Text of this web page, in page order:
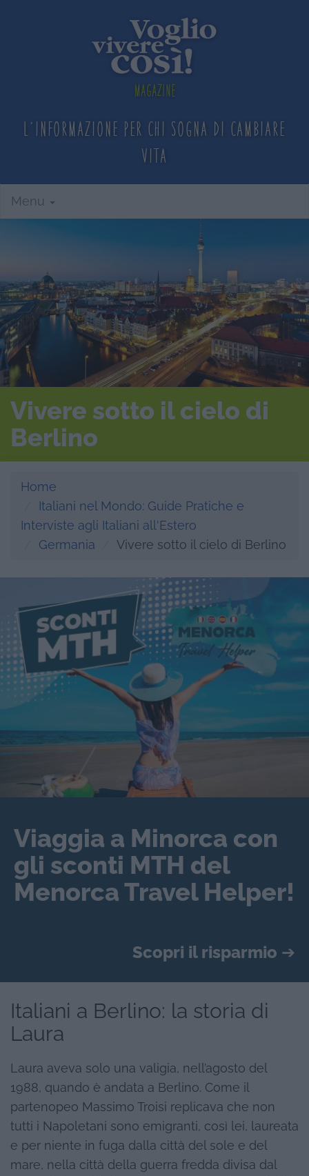
Magazine
L'informazione per chi sogna di cambiare
vita
Menu
Vivere sotto il cielo di
Berlino
Home
Italiani nel Mondo: Guide Pratiche e
Interviste agli Italiani all'Estero
Germania
Vivere sotto il cielo di Berlino
Viaggia a Minorca con
gli sconti MTH del
Menorca Travel Helper!
Scopri il risparmio ➔
Italiani a Berlino: la storia di
Laura
Laura aveva solo una valigia, nell’agosto del
1988, quando è andata a Berlino. Come il
partenopeo Massimo Troisi replicava che non
tutti i Napoletani sono emigranti, così lei, laureata
e per niente in fuga dalla città del sole e del
mare, nella città della guerra fredda divisa dal